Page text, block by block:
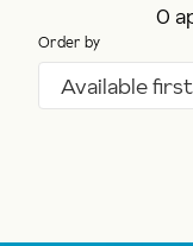
0
Order by
Available first